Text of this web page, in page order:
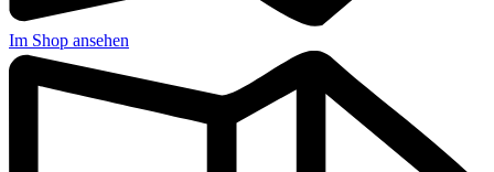
Im Shop ansehen